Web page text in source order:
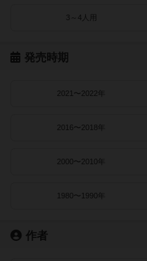
3～4人用
発売時期
2021〜2022年
2016〜2018年
2000〜2010年
1980〜1990年
作者